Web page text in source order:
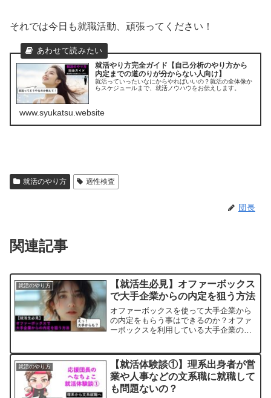
それでは今日も就職活動、頑張ってください！
就活やり方完全ガイド【自己分析のやり方から
内定までの道のりが分からない人向け】
就活っていったいなにからやればいいの？就活の全体像か
らスケジュールまで、就活ノウハウをお伝えします。
www.syukatsu.website
就活のやり方 適性検査
団長
関連記事
就活のやり方
【就活生必見】オファーボックス
で大手企業からの内定を狙う方法
オファーボックスを使って大手企業から
の内定をもらう事はできるのか？オファ
ーボックスを利用している大手企業の数
就活のやり方
【就活体験談①】理系出身者が営
業や人事などの文系職に就職して
も問題ないの？